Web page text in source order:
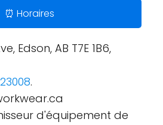
⏰ Horaires
Edson, AB T7E 1B6,
.
d'équipement de